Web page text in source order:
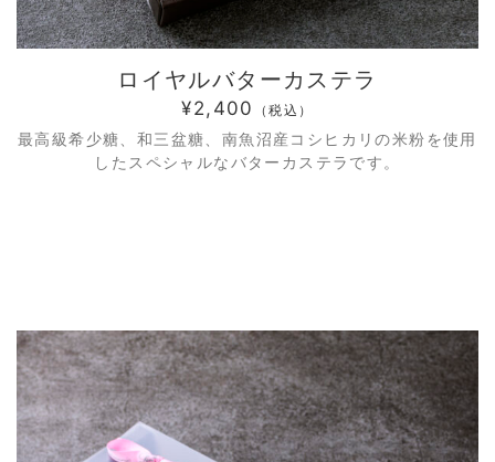
ロイヤルバターカステラ
¥2,400 （税込）
最高級希少糖、和三盆糖、南魚沼産コシヒカリの米粉を使用
したスペシャルなバターカステラです。